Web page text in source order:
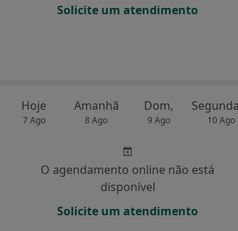
Solicite um atendimento
Hoje
7 Ago
Amanhã
8 Ago
Dom,
9 Ago 10 Ago
O agendamento online não está
disponível
Solicite um atendimento